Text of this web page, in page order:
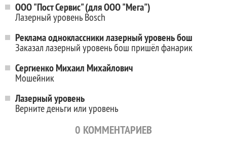
ООО "Пост Сервис" (для ООО "Мега")
Лазерный уровень Bosch
Реклама одноклассники лазерный уровень бош
Заказал лазерный уровень бош пришёл фанарик
Сергиенко Михаил Михайлович
Мошейник
Лазерный уровень
Верните деньги или уровень
0 КОММЕНТАРИЕВ